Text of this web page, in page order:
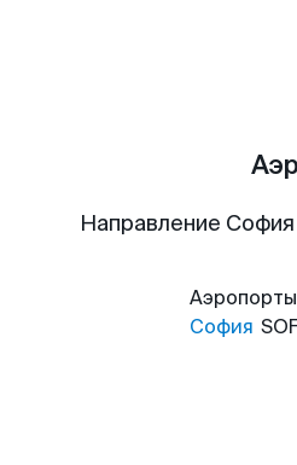
Направление
Аэропорты
София SOF